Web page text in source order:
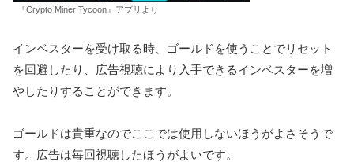
『Crypto Miner Tycoon』アプリより
インベスターを受け取る時、ゴールドを使うことでリセット
を回避したり、広告視聴により入手できるインベスターを増
やしたりすることができます。
ゴールドは貴重なのでここでは使用しないほうがよさそうで
す。広告は毎回視聴したほうがよいです。